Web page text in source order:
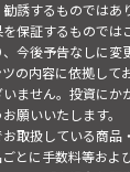
誘するものでは
保証するものでは
今後予告なしに変
の内容に依拠して
ません。投資にか
願いいたします。
取扱している商品
とに手数料等およ